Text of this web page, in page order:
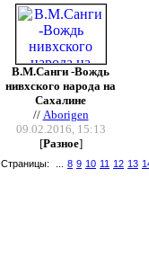
В.М.Санги -Вождь
нивхского народа на
Сахалине
// Aborigen
09.02.2016, 15:13
[Разное]
Страницы: 8 9 10 11 12 13